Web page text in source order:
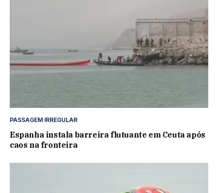
PASSAGEM IRREGULAR
Espanha instala barreira flutuante em Ceuta após
caos na fronteira